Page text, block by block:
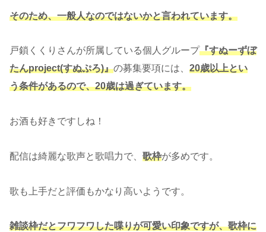
そのため、一般人なのではないかと言われています。
戸鎖くくりさんが所属している個人グループ『すぬーずぼ
たんproject(すぬぷろ)』の募集要項には、 20歳以上とい
う条件があるので、20歳は過ぎています。
お酒も好きですしね！
配信は綺麗な歌声と歌唱力で、 歌枠が多めです。
歌も上手だと評価もかなり高いようです。
雑談枠だとフワフワした喋りが可愛い印象ですが、歌枠に